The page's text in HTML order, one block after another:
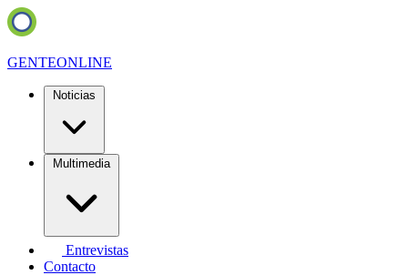
GENTEONLINE
Noticias
Multimedia
Entrevistas
Contacto